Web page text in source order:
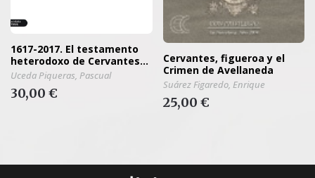
1617-2017. El testamento
heterodoxo de Cervantes
en el Persiles
Uceda Piqueras, Pascual
30,00 €
Cervantes, figueroa y el
Crimen de Avellaneda
Suárez Figaredo, Enrique
25,00 €